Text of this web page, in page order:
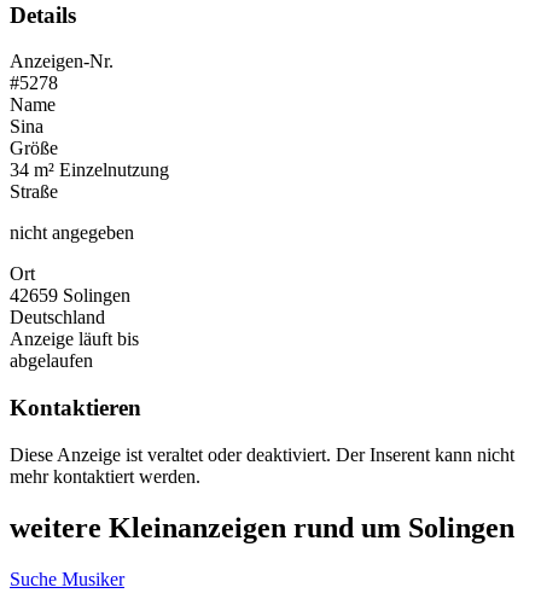
Details
Anzeigen-Nr.
#5278
Name
Sina
Größe
34 m² Einzelnutzung
Straße
nicht angegeben
Ort
42659 Solingen
Deutschland
Anzeige läuft bis
abgelaufen
Kontaktieren
Diese Anzeige ist veraltet oder deaktiviert. Der Inserent kann nicht
mehr kontaktiert werden.
weitere Kleinanzeigen rund um Solingen
Suche Musiker